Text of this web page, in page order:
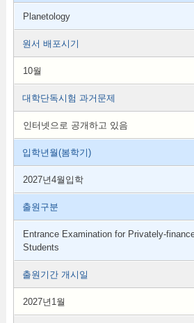
Planetology
원서 배포시기
10월
대학단독시험 과거문제
인터넷으로 공개하고 있음
입학년월(봄학기)
2027년4월입학
출원구분
Entrance Examination for Privately-
Students
출원기간 개시일
2027년1월